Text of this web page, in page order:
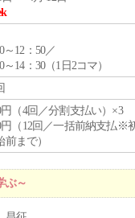
～12：50／
～14：30（1日2コマ）
円（4回／分割支払い）×3
円（12回／一括前納支払※
前まで）
ぶ～